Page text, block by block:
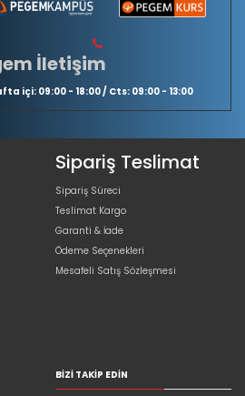
İletişim
içi: 09:00 - 18:00 / Cts: 09:00 - 13:00
Sipariş Teslimat
Sipariş Süreci
Teslimat Kargo
Garanti & İade
Ödeme Seçenekleri
Mesafeli Satış Sözleşmesi
BIZI TAKIP EDIN